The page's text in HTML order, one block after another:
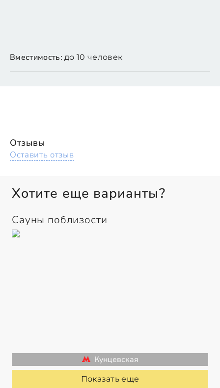
Вместимость: до 10 человек
Отзывы
Оставить отзыв
Хотите еще варианты?
Сауны поблизости
Кунцевская
Показать еще